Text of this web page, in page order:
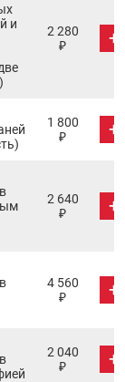
и
2 280
₽
+
1 800
₽
+
2 640
₽
+
4 560
₽
+
2 040
₽
+